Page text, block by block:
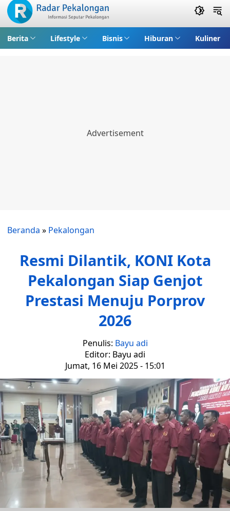
Berita Lifestyle Bisnis Hiburan Kuliner
Beranda » Pekalongan
Resmi Dilantik, KONI Kota
Pekalongan Siap Genjot
Prestasi Menuju Porprov
2026
Penulis: Bayu adi
Editor: Bayu adi
Jumat, 16 Mei 2025 - 15:01